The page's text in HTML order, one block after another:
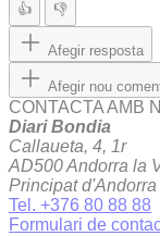
👍 👎
Afegir resposta
Afegir nou
CONTACTA AMB
Diari Bondia
Callaueta, 4, 1r
AD500 Andorra la
Principat d'Andorra
Tel. +376 80 88 88
Formulari de